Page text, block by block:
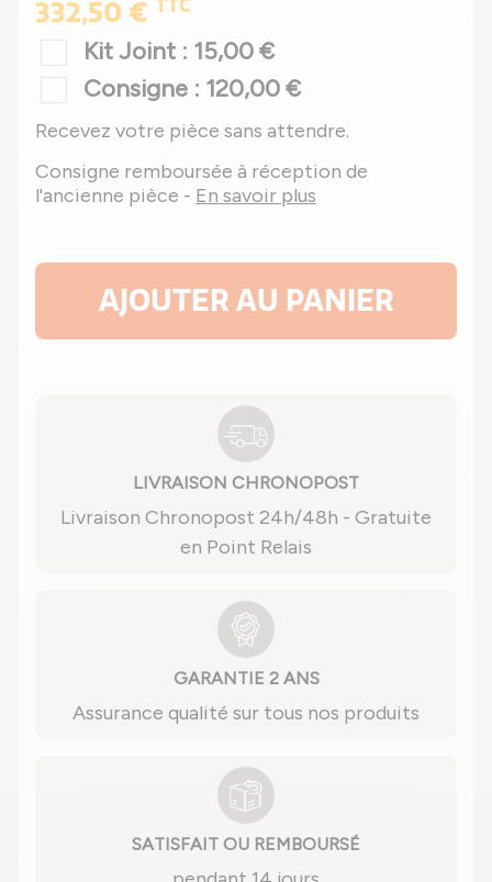
332,50 € TTC
Kit Joint : 15,00 €
Consigne : 120,00 €
Recevez votre pièce sans attendre.
Consigne remboursée à réception de
l'ancienne pièce - En savoir plus
AJOUTER AU PANIER
LIVRAISON CHRONOPOST
Livraison Chronopost 24h/48h - Gratuite
en Point Relais
GARANTIE 2 ANS
Assurance qualité sur tous nos produits
SATISFAIT OU REMBOURSÉ